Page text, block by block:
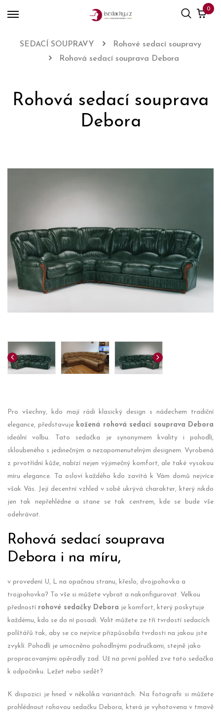
0
SEDACÍ SOUPRAVY
Rohové sedací soupravy
Rohová sedací souprava Debora
Rohová sedací souprava
Debora
Pro všechny, kdo mají rádi klasický design s nádechem tradiční
elegance, představuje kožená rohová sedací souprava Debora
ideální volbu. Tato sedačka je synonymem kvality i pohodlí,
skloubeného s jedinečným a nezapomenutelným designem. Vyrobená
z prvotřídní kůže, nabízí nejen výjimečný komfort, ale také vysokou
míru elegance. Ta osloví každého kdo zavítá k Vám domů nejvíce
však Vás. Její decentní vzhled v sobě ukrývá charakter, který nikdo
jen tak nepřehlédne a stane se tak centrem, kde se bude vše
odehrávat.
Rohová sedací souprava
Debora i na míru,
v provedení U, L na opačnou stranu, křeslo, dvojpohovka a
trojpohovka? To vše si můžete vybrat a nakonfigurovat. Velkou
předností rohové sedačky Debora je komfort, který poskytuje
každému, kdo se do ní posadí. Volit můžete ze tří tvrdostí sedacích
polštářů tak, aby se co nejvíce přizpůsobila tvrdosti na jakou jste
zvyklí. Pohodlí je umocněno pohodlnými područkami, stejně jako
propracovanými opěradly zad. Už na první pohled zve tato sedačka
k odpočinku. Ležet nebo sedět?
K dispozici je hned v několika variantách. Na fotografii si můžete
prohlédnout rohovou sedačku Debora, která je vyhotovena v tmavě